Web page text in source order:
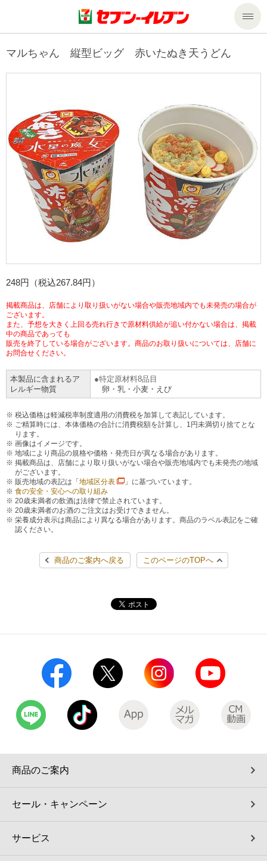
商品のご案内
今週の新商品
来週の新商品
商品カテゴリ一覧
セブンプレミアム
ギフト
プリペイドカード・金券
ニンテンドー・ダウンロードカード
サービス
サービストップ
nanacoトップ
マルチコピー機でできること
コピー
プリント
スキャン
ファクス
チケット
プリペイドサービス
スポーツ振興くじ
行政サービス
宅配便
切手・はがき・印紙
セブン銀行ATM
ご利用可能なお支払い方法
各種料金のお支払い
スマホプリペイド
レジでApple Accountにチャージ
オンラインフォトサービス
モバイルWi-Fiバッテリーシェアリング（店舗限定）
荷物預かりサービス「ecbocloakエクボクローク」（店舗限定）
チケットサービス
セブンチケット
チケットぴあ
イープラス
CNプレイガイド
JTB
セブン‐イレブンでお受取り
タワーレコード
セブンネットショッピング
停電時のサービス停止のお知らせ
企業情報
企業情報トップ
ニュースリリース
企業理念
会社概要
貸借対照表・損益計算書
沿革
国内店舗数
売上高、店舗数推移
セブン‐イレブンの海外事業
データで見るセブン‐イレブン
セブン‐イレブンの「商品力」
私たちの取組み
サステナビリティ
セブン＆アイ・ホールディングスの重点課題
サステナビリティ活動基本方針
サステナビリティ推進体制
GREEN CHALLENGE 2050
4VISIONS
サステナビリティニュース
サステナビリティレポート
報告書ライブラリー
加盟店オーナー募集 物件募集・購入
アルバイト情報
お問い合わせ
English (Corporate)
English (Services)
中文[繁體字](服務)
简体中文(服务)
한국어(서비스)
ภาษาไทย(บริการ)
マルちゃん 縦型ビッグ 赤いたぬき天うどん
248円（税込267.84円）
掲載商品は、店舗により取り扱いがない場合や販売地域内でも未発売の場合が
ございます。
また、予想を大きく上回る売れ行きで原材料供給が追い付かない場合は、掲載
中の商品であっても
販売を終了している場合がございます。商品のお取り扱いについては、店舗に
お問合せください。
本製品に含まれるア
レルギー物質
特定原材料8品目
卵・乳・小麦・えび
税込価格は軽減税率制度適用の消費税を加算して表記しています。
ご精算時には、本体価格の合計に消費税額を計算し、1円未満切り捨てとな
ります。
画像はイメージです。
地域により商品の規格や価格・発売日が異なる場合があります。
掲載商品は、店舗により取り扱いがない場合や販売地域内でも未発売の地域
がございます。
販売地域の表記は「 地域区分表
」に基づいています。
食の安全・安心への取り組み
20歳未満者の飲酒は法律で禁止されています。
20歳未満者のお酒のご注文はお受けできません。
栄養成分表示は商品により異なる場合があります。商品のラベル表記をご確
認ください。
商品のご案内へ戻る このページのTOPへ
商品のご案内
セール・キャンペーン
サービス